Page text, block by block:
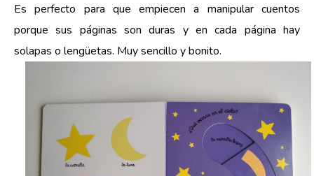
Es perfecto para que empiecen a manipular cuentos
porque sus páginas son duras y en cada página hay
solapas o lengüetas. Muy sencillo y bonito.